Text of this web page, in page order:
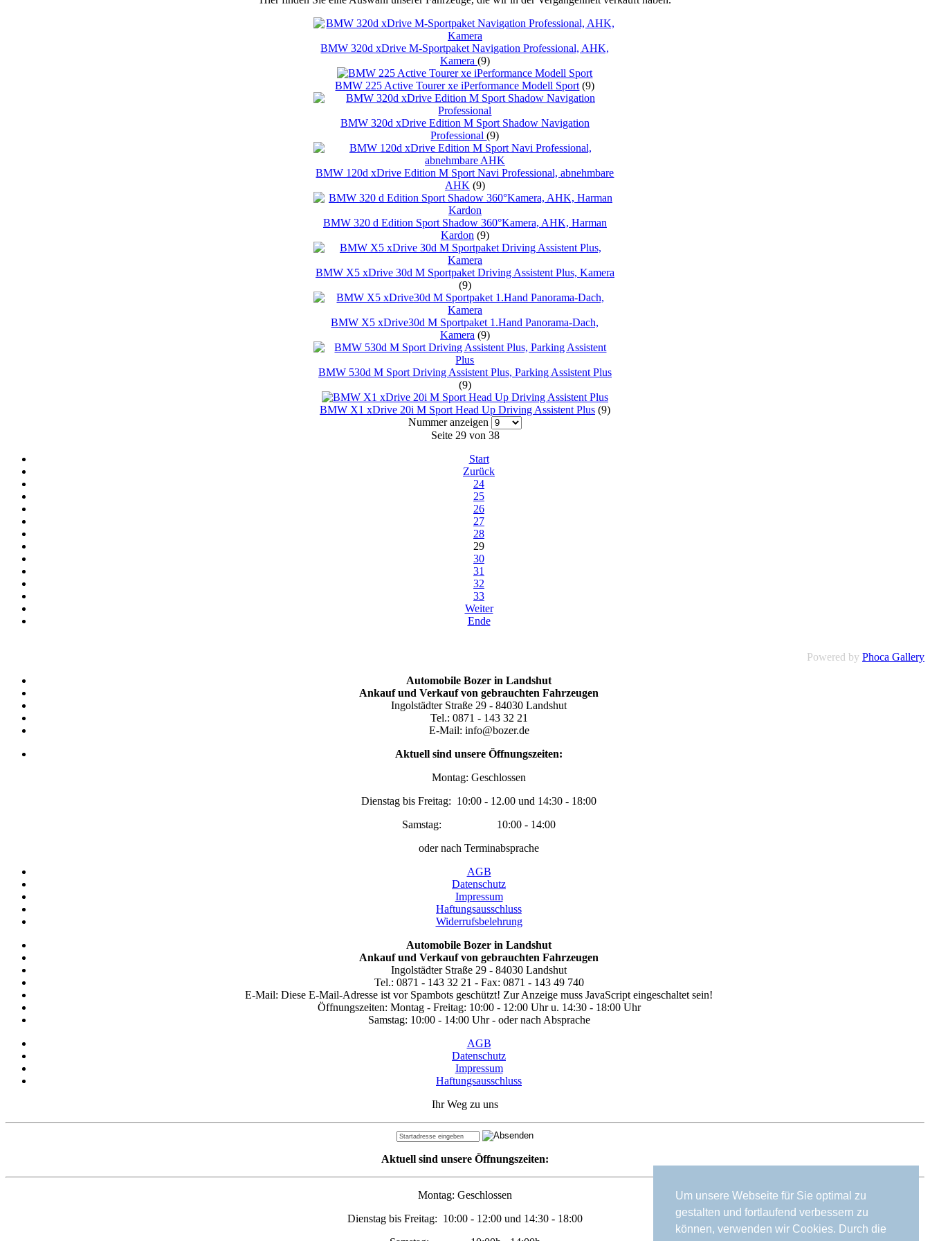
Um unsere Webseite für Sie optimal zu
gestalten und fortlaufend verbessern zu
können, verwenden wir Cookies. Durch die
BMW 320d xDrive M-Sportpaket Navigation Professional, AHK,
Kamera (9)
BMW 225 Active Tourer xe iPerformance Modell Sport (9)
BMW 320d xDrive Edition M Sport Shadow Navigation
Professional(9)
BMW 120d xDrive Edition M Sport Navi Professional, abnehmbare
AHK (9)
BMW 320 d Edition Sport Shadow 360°Kamera, AHK, Harman
Kardon (9)
BMW X5 xDrive 30d M Sportpaket Driving Assistent Plus, Kamera
(9)
BMW X5 xDrive30d M Sportpaket 1.Hand Panorama-Dach,
Kamera (9)
BMW 530d M Sport Driving Assistent Plus, Parking Assistent Plus
(9)
BMW X1 xDrive 20i M Sport Head Up Driving Assistent Plus (9)
Nummer anzeigen
Seite 29 von 38
Start
Zurück
24
25
26
27
28
29
30
31
32
33
Weiter
Ende
Powered by Phoca Gallery
Automobile Bozer in Landshut
Ankauf und Verkauf von gebrauchten Fahrzeugen
Ingolstädter Straße 29 - 84030 Landshut
Tel.: 0871 - 143 32 21
E-Mail: info@bozer.de
Aktuell sind unsere Öffnungszeiten:
Montag: Geschlossen
Dienstag bis Freitag: 10:00 - 12.00 und 14:30 - 18:00
Samstag: 10:00 - 14:00
oder nach Terminabsprache
AGB
Datenschutz
Impressum
Haftungsausschluss
Widerrufsbelehrung
Automobile Bozer in Landshut
Ankauf und Verkauf von gebrauchten Fahrzeugen
Ingolstädter Straße 29 - 84030 Landshut
Tel.: 0871 - 143 32 21 - Fax: 0871 - 143 49 740
E-Mail: Diese E-Mail-Adresse ist vor Spambots geschützt! Zur Anzeige muss JavaScript eingeschaltet sein!
Öffnungszeiten: Montag - Freitag: 10:00 - 12:00 Uhr u. 14:30 - 18:00 Uhr
Samstag: 10:00 - 14:00 Uhr - oder nach Absprache
AGB
Datenschutz
Impressum
Haftungsausschluss
Ihr Weg zu uns
Aktuell sind unsere Öffnungszeiten:
Montag: Geschlossen
Dienstag bis Freitag: 10:00 - 12:00 und 14:30 - 18:00